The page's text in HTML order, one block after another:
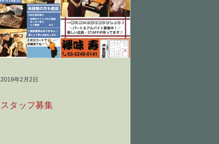
2019年2月2日
スタッフ募集